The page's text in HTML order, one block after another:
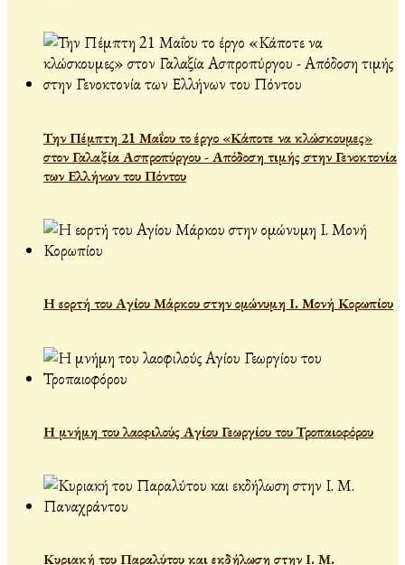
Την Πέμπτη 21 Μαΐου το έργο «Κάποτε να κλώσκουμες»
στον Γαλαξία Ασπροπύργου - Απόδοση τιμής στην Γενοκτονία
των Ελλήνων του Πόντου
Η εορτή του Αγίου Μάρκου στην ομώνυμη Ι. Μονή Κορωπίου
Η μνήμη του λαοφιλούς Αγίου Γεωργίου του Τροπαιοφόρου
Κυριακή του Παραλύτου και εκδήλωση στην Ι. Μ.